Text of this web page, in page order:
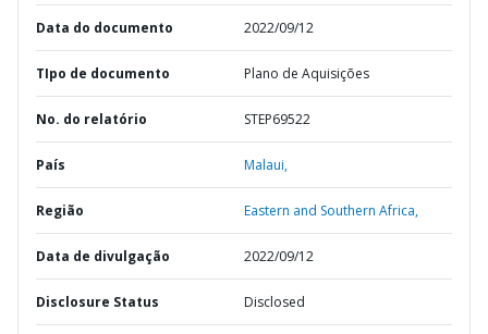
Data do documento 2022/09/12
TIpo de documento Plano de Aquisições
No. do relatório STEP69522
País Malaui,
Região Eastern and Southern Africa,
Data de divulgação 2022/09/12
Disclosure Status Disclosed